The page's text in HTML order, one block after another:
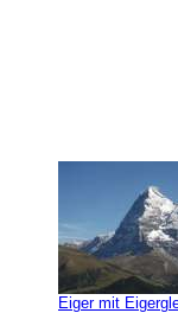
Eiger mit